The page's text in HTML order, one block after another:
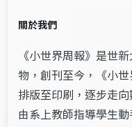
關於我們
《小世界周報》是世
物，創刊至今，《小
排版至印刷，逐步走
由系上教師指導學生